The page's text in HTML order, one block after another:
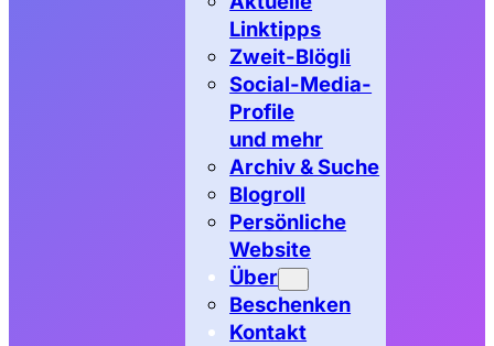
Linktipps
Zweit-Blögli
Social-Media-
Profile
und mehr
Archiv & Suche
Blogroll
Persönliche
Website
Über
Beschenken
Kontakt